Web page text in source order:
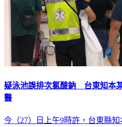
疑泳池誤排次氯酸鈉 台東知本
醫
今（27）日上午9時許，台東縣